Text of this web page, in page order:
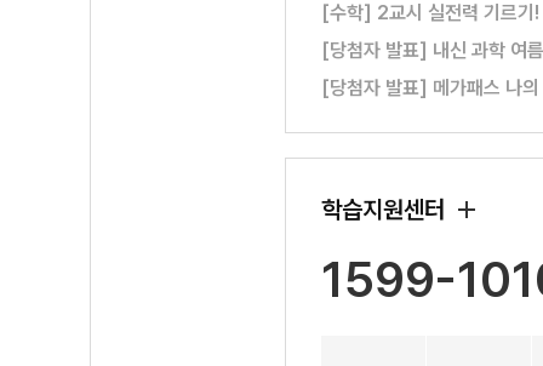
[수학] 2교시 실전력 기르기
[당첨자 발표] 내신 과학 여
[당첨자 발표] 메가패스 나
학습지원센터
1599-